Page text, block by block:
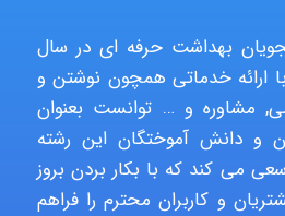
shbnm72
Minoo1375
بهداشت حرفه ای در سال
و با ارائه خدماتی همچون نوشتن و
مشاوره و … توانست بعنوان
و دانش آموختگان این رشته
می کند که با بکار بردن بروز
و کاربران محترم را فراهم